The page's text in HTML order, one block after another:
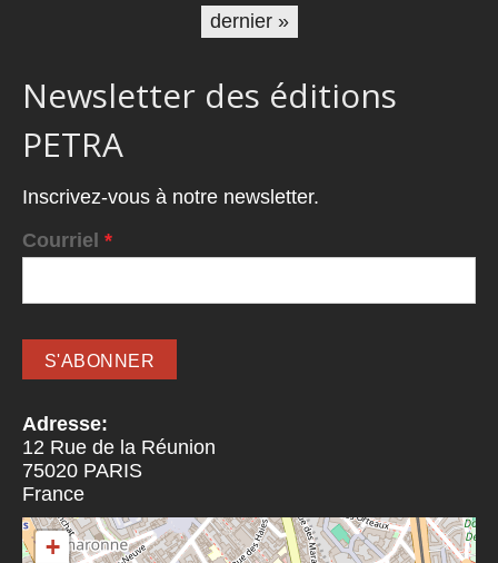
dernier »
Newsletter des éditions
PETRA
Inscrivez-vous à notre newsletter.
Courriel *
Adresse:
12 Rue de la Réunion
75020 PARIS
France
+